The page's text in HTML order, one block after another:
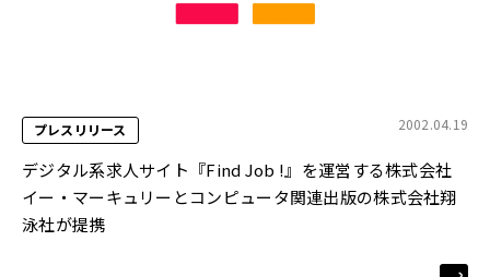
プレスリリース 2002.04.19
デジタル系求人サイト『Find Job !』を運営する株式会社
イー・マーキュリーとコンピュータ関連出版の株式会社翔
泳社が提携